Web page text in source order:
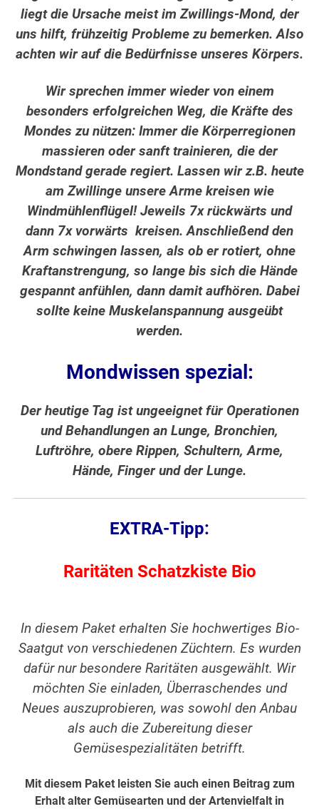
liegt die Ursache meist im Zwillings-Mond, der
uns hilft, frühzeitig Probleme zu bemerken. Also
achten wir auf die Bedürfnisse unseres Körpers.
Wir sprechen immer wieder von einem
besonders erfolgreichen Weg, die Kräfte des
Mondes zu nützen: Immer die Körperregionen
massieren oder sanft trainieren, die der
Mondstand gerade regiert. Lassen wir z.B. heute
am Zwillinge unsere Arme kreisen wie
Windmühlenflügel! Jeweils 7x rückwärts und
dann 7x vorwärts kreisen. Anschließend den
Arm schwingen lassen, als ob er rotiert, ohne
Kraftanstrengung, so lange bis sich die Hände
gespannt anfühlen, dann damit aufhören. Dabei
sollte keine Muskelanspannung ausgeübt
werden.
Mondwissen spezial:
Der heutige Tag ist ungeeignet für Operationen
und Behandlungen an Lunge, Bronchien,
Luftröhre, obere Rippen, Schultern, Arme,
Hände, Finger und der Lunge.
EXTRA-Tipp:
Raritäten Schatzkiste Bio
In diesem Paket erhalten Sie hochwertiges Bio-
Saatgut von verschiedenen Züchtern. Es wurden
dafür nur besondere Raritäten ausgewählt. Wir
möchten Sie einladen, Überraschendes und
Neues auszuprobieren, was sowohl den Anbau
als auch die Zubereitung dieser
Gemüsespezialitäten betrifft.
Mit diesem Paket leisten Sie auch einen Beitrag zum
Erhalt alter Gemüsearten und der Artenvielfalt in